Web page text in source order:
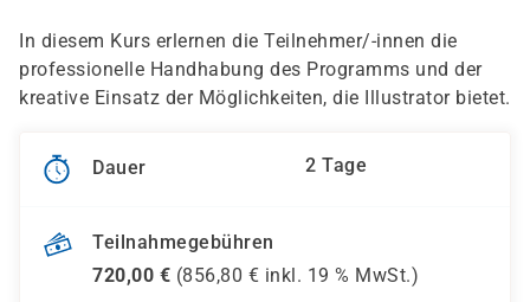
In diesem Kurs erlernen die Teilnehmer/-innen die
professionelle Handhabung des Programms und der
kreative Einsatz der Möglichkeiten, die Illustrator bietet.
Dauer 2 Tage
Teilnahmegebühren
720,00 € (856,80 € inkl. 19 % MwSt.)